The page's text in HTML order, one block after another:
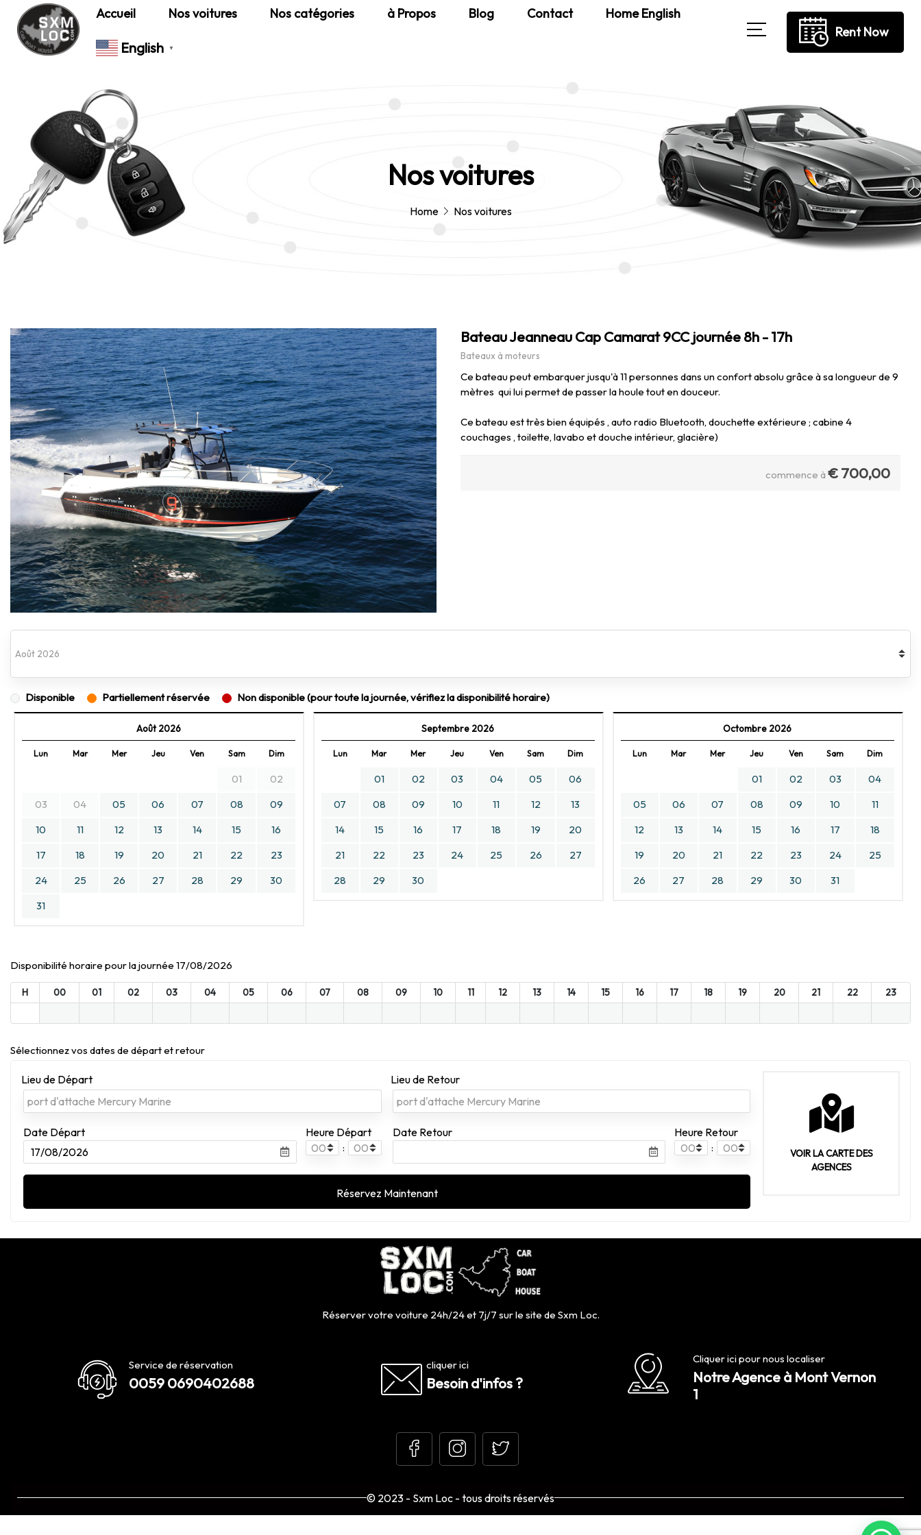
Accueil Nos voitures Nos catégories à Propos Blog Contact Home English
English ▼
Rent Now
Nos voitures
Home Nos voitures
Bateau Jeanneau Cap Camarat 9CC journée 8h - 17h
Bateaux à moteurs
Ce bateau peut embarquer jusqu'à 11 personnes dans un confort absolu grâce à sa longueur de 9
mètres qui lui permet de passer la houle tout en douceur.
Ce bateau est très bien équipés , auto radio Bluetooth, douchette extérieure ; cabine 4
couchages , toilette, lavabo et douche intérieur, glacière)
commence à €700,00
Disponible Partiellement réservée Non disponible (pour toute la journée, vérifiez la disponibilité horaire)
Août 2026
Lun Mar Mer Jeu Ven Sam Dim
01
02
03
04 05 06 07 08
09
10
11 12 13 14 15
16
17
18 19 20 21 22
23
24
25 26 27 28 29
30
31
Septembre 2026
Lun Mar Mer Jeu Ven Sam Dim
01 02 03 04 05
06
07
08 09 10 11 12
13
14
15 16 17 18 19
20
21
22 23 24 25 26
27
28
29 30
Octombre 2026
Lun Mar Mer Jeu Ven Sam Dim
01 02 03
04
05
06 07 08 09 10
11
12
13 14 15 16 17
18
19
20 21 22 23 24
25
26
27 28 29 30 31
Disponibilité horaire pour la journée 17/08/2026
H 00 01 02 03 04 05 06 07 08 09 10 11 12 13 14 15 16 17 18 19 20 21 22 23
Sélectionnez vos dates de départ et retour
Lieu de Départ Lieu de Retour
Date Départ Heure Départ
:
Date Retour Heure Retour
:
VOIR LA CARTE DES
AGENCES
Réserver votre voiture 24h/24 et 7j/7 sur le site de Sxm Loc.
Service de réservation
0059 0690402688
cliquer ici
Besoin d'infos ?
Cliquer ici pour nous localiser
Notre Agence à Mont Vernon
1
© 2023 - Sxm Loc - tous droits réservés